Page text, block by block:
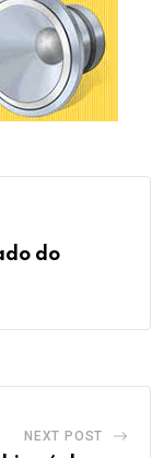
do
NEXT POST